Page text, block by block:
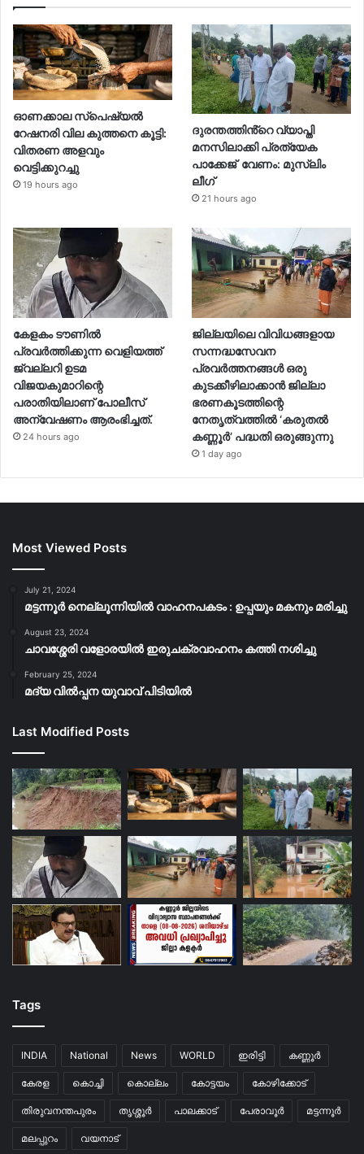
ഓണക്കാല സ്പെഷ്യൽ
റേഷനരി വില കുത്തനെ കൂട്ടി:
വിതരണ അളവും
വെട്ടിക്കുറച്ചു
19 hours ago
ദുരന്തത്തിൻ്റെ വ്യാപ്തി
മനസിലാക്കി പ്രത്യേക
പാക്കേജ് വേണം: മുസ്ലിം
ലീഗ്
21 hours ago
കേളകം ടൗണിൽ
പ്രവർത്തിക്കുന്ന വെളിയത്ത്
ജ്വല്ലറി ഉടമ
വിജയകുമാറിന്റെ
പരാതിയിലാണ് പോലീസ്
അന്വേഷണം ആരംഭിച്ചത്.
24 hours ago
ജില്ലയിലെ വിവിധങ്ങളായ
സന്നദ്ധസേവന
പ്രവര്‍ത്തനങ്ങള്‍ ഒരു
കുടക്കീഴിലാക്കാന്‍ ജില്ലാ
ഭരണകൂടത്തിന്റെ
നേതൃത്വത്തില്‍ ‘കരുതല്‍
കണ്ണൂര്‍’ പദ്ധതി ഒരുങ്ങുന്നു
1 day ago
Most Viewed Posts
July 21, 2024
മട്ടന്നൂർ നെല്ലൂന്നിയിൽ വാഹനപകടം : ഉപ്പയും മകനും മരിച്ചു
August 23, 2024
ചാവശ്ശേരി വളോരയിൽ ഇരുചക്രവാഹനം കത്തി നശിച്ചു
February 25, 2024
മദ്യ വിൽപ്പന യുവാവ് പിടിയിൽ
Last Modified Posts
Tags
INDIA National News WORLD ഇരിട്ടി കണ്ണൂർ
കേരള കൊച്ചി കൊല്ലം കോട്ടയം കോഴിക്കോട്
തിരുവനന്തപുരം തൃശ്ശൂർ പാലക്കാട് പേരാവൂർ മട്ടന്നൂർ
മലപ്പുറം വയനാട്